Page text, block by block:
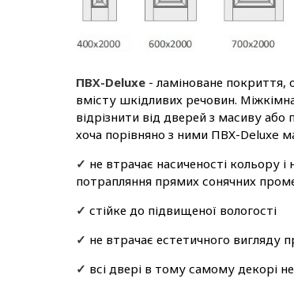
ПВХ-Deluxe - ламіноване покриття,
вмісту шкідливих речовин.
відрізнити від дверей з масиву
хоча порівняно з ними ПВХ-Deluxe
✓ не втрачає насиченості кольору
потрапляння прямих сонячних
✓ стійке до підвищеної вологості
✓ не втрачає естетичного вигляду
✓ всі двері в тому самому декорі